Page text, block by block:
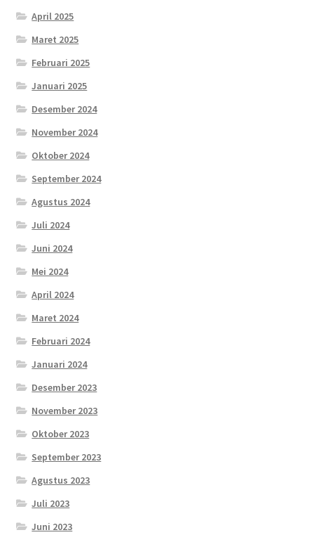
April 2025
Maret 2025
Februari 2025
Januari 2025
Desember 2024
November 2024
Oktober 2024
September 2024
Agustus 2024
Juli 2024
Juni 2024
Mei 2024
April 2024
Maret 2024
Februari 2024
Januari 2024
Desember 2023
November 2023
Oktober 2023
September 2023
Agustus 2023
Juli 2023
Juni 2023